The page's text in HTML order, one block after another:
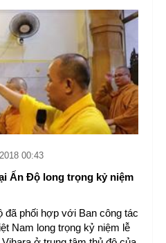
00:43
Ấn Độ long trọng kỷ niệm
đã phối hợp với Ban công tác
Nam long trọng kỷ niệm lễ